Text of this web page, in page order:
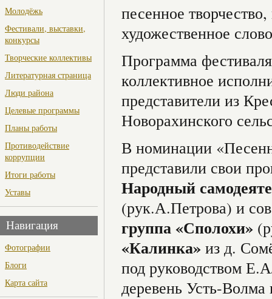
Молодёжь
Фестивали, выставки,
конкурсы
Творческие коллективы
Литературная страница
Люди района
Целевые программы
Планы работы
Противодействие
коррупции
Итоги работы
Уставы
Навигация
Фотографии
Блоги
Карта сайта
песенное
художественное
Программа
коллективное
представители из
Новорахинского
В номинации
представили свои
Народный
(рук.А.Петрова) и
группа «Сполохи»
«Калинка» из д.
под руководством
деревень Усть-